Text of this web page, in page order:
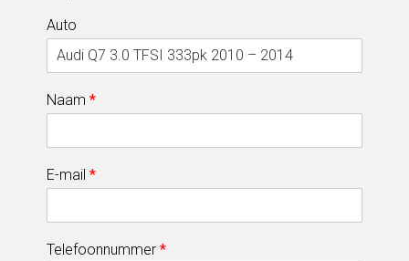
Auto
Naam *
E-mail *
Telefoonnummer *